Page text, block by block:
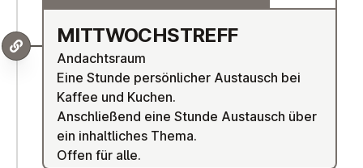
MIT­TWOCH­STREFF
Andachtsraum
Eine Stunde persönlicher Austausch bei
Kaffee und Kuchen.
Anschließend eine Stunde Austausch über
ein inhaltliches Thema.
Offen für alle.